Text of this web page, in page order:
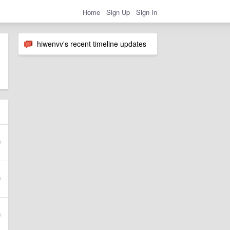
Home Sign Up Sign In
hiwenvv's recent timeline updates